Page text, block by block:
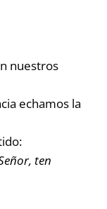
nuestros
echamos la
ten